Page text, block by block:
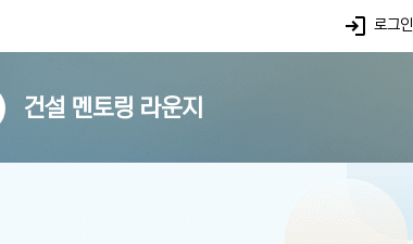
로그인
건설 멘토링 라운지